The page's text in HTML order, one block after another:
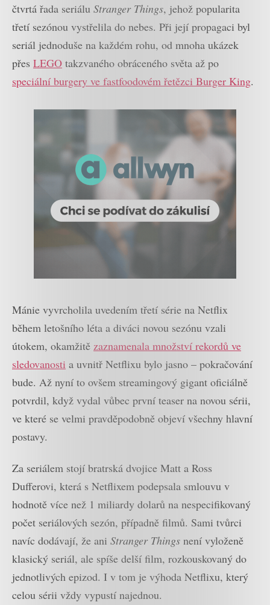
čtvrtá řada seriálu Stranger Things, jehož popularita
třetí sezónou vystřelila do nebes. Při její propagaci byl
seriál jednoduše na každém rohu, od mnoha ukázek
přes LEGO takzvaného obráceného světa až po
speciální burgery ve fastfoodovém řetězci Burger King.
Mánie vyvrcholila uvedením třetí série na Netflix
během letošního léta a diváci novou sezónu vzali
útokem, okamžitě zaznamenala množství rekordů ve
sledovanosti a uvnitř Netflixu bylo jasno – pokračování
bude. Až nyní to ovšem streamingový gigant oficiálně
potvrdil, když vydal vůbec první teaser na novou sérii,
ve které se velmi pravděpodobně objeví všechny hlavní
postavy.
Za seriálem stojí bratrská dvojice Matt a Ross
Dufferovi, která s Netflixem podepsala smlouvu v
hodnotě více než 1 miliardy dolarů na nespecifikovaný
počet seriálových sezón, případně filmů. Sami tvůrci
navíc dodávají, že ani Stranger Things není vyloženě
klasický seriál, ale spíše delší film, rozkouskovaný do
jednotlivých epizod. I v tom je výhoda Netflixu, který
celou sérii vždy vypustí najednou.